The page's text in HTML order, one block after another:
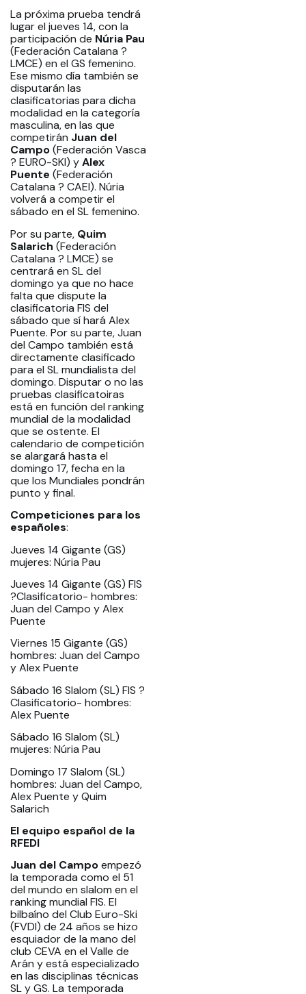
La próxima prueba tendrá
lugar el jueves 14, con la
participación de Núria Pau
(Federación Catalana ?
LMCE) en el GS femenino.
Ese mismo día también se
disputarán las
clasificatorias para dicha
modalidad en la categoría
masculina, en las que
competirán Juan del
Campo(Federación Vasca
? EURO-SKI) yAlex
Puente (Federación
Catalana ? CAEI). Núria
volverá a competir el
sábado en el SL femenino.
Por su parte, Quim
Salarich (Federación
Catalana ? LMCE) se
centrará en SL del
domingo ya que no hace
falta que dispute la
clasificatoria FIS del
sábado que sí hará Alex
Puente. Por su parte, Juan
del Campo también está
directamente clasificado
para el SL mundialista del
domingo. Disputar o no las
pruebas clasificatoiras
está en función del ranking
mundial de la modalidad
que se ostente. El
calendario de competición
se alargará hasta el
domingo 17, fecha en la
que los Mundiales pondrán
punto y final.
Competiciones para los
españoles:
Jueves 14 Gigante (GS)
mujeres: Núria Pau
Jueves 14 Gigante (GS) FIS
?Clasificatorio- hombres:
Juan del Campo y Alex
Puente
Viernes 15 Gigante (GS)
hombres: Juan del Campo
y Alex Puente
Sábado 16 Slalom (SL) FIS ?
Clasificatorio- hombres:
Alex Puente
Sábado 16 Slalom (SL)
mujeres: Núria Pau
Domingo 17 Slalom (SL)
hombres: Juan del Campo,
Alex Puente y Quim
Salarich
El equipo español de la
RFEDI
Juan del Campoempezó
la temporada como el 51
del mundo en slalom en el
ranking mundial FIS. El
bilbaíno del Club Euro-Ski
(FVDI) de 24 años se hizo
esquiador de la mano del
club CEVA en el Valle de
Arán y está especializado
en las disciplinas técnicas
SL y GS. La temporada